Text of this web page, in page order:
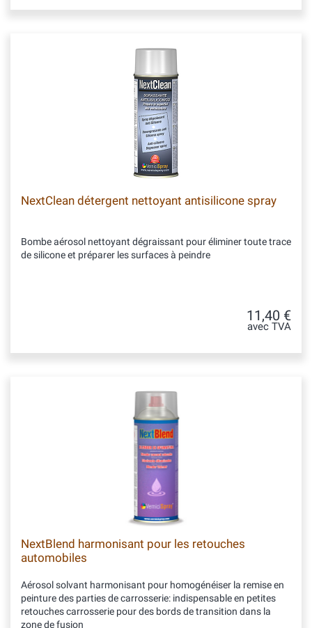
NextClean détergent nettoyant antisilicone spray
Bombe aérosol nettoyant dégraissant pour éliminer toute trace
de silicone et préparer les surfaces à peindre
11,40 €
avec TVA
NextBlend harmonisant pour les retouches
automobiles
Aérosol solvant harmonisant pour homogénéiser la remise en
peinture des parties de carrosserie: indispensable en petites
retouches carrosserie pour des bords de transition dans la
zone de fusion